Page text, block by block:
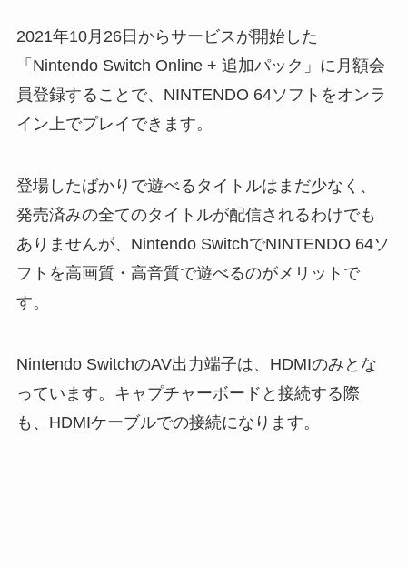
2021年10月26日からサービスが開始した
「Nintendo Switch Online + 追加パック」に月額会
員登録することで、NINTENDO 64ソフトをオンラ
イン上でプレイできます。
登場したばかりで遊べるタイトルはまだ少なく、
発売済みの全てのタイトルが配信されるわけでも
ありませんが、Nintendo SwitchでNINTENDO 64ソ
フトを高画質・高音質で遊べるのがメリットで
す。
Nintendo SwitchのAV出力端子は、HDMIのみとな
っています。キャプチャーボードと接続する際
も、HDMIケーブルでの接続になります。